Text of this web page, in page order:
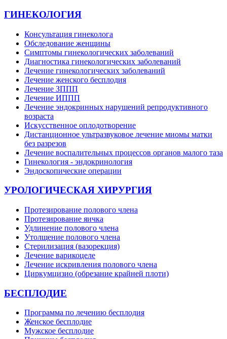
ГИНЕКОЛОГИЯ
Консультация гинеколога
Обследование женщины
Симптомы гинекологических заболеваний
Диагностика гинекологических заболеваний
Лечение гинекологических заболеваний
Лечение женского бесплодия
Лечение ЗППП
Лечение ИППП
Лечение эндокринных нарушений репродуктивного
возраста
Искусственное оплодотворение
Дистанционное ультразвуковое лечение миомы матки
без разрезов
Лечение воспалительных процессов органов малого таза
Гинекология - эндокринология
Эндоскопические операции
УРОЛОГИЧЕСКАЯ ХИРУРГИЯ
Протезирование полового члена
Протезирование яичка
Удлинение полового члена
Утолщение полового члена
Стерилизация (вазорекция)
Лечение варикоцеле
Лечение искривления полового члена
Циркумцизио (обрезание крайней плоти)
БЕСПЛОДИЕ
Программа по лечению бесплодия
Женское бесплодие
Мужское бесплодие